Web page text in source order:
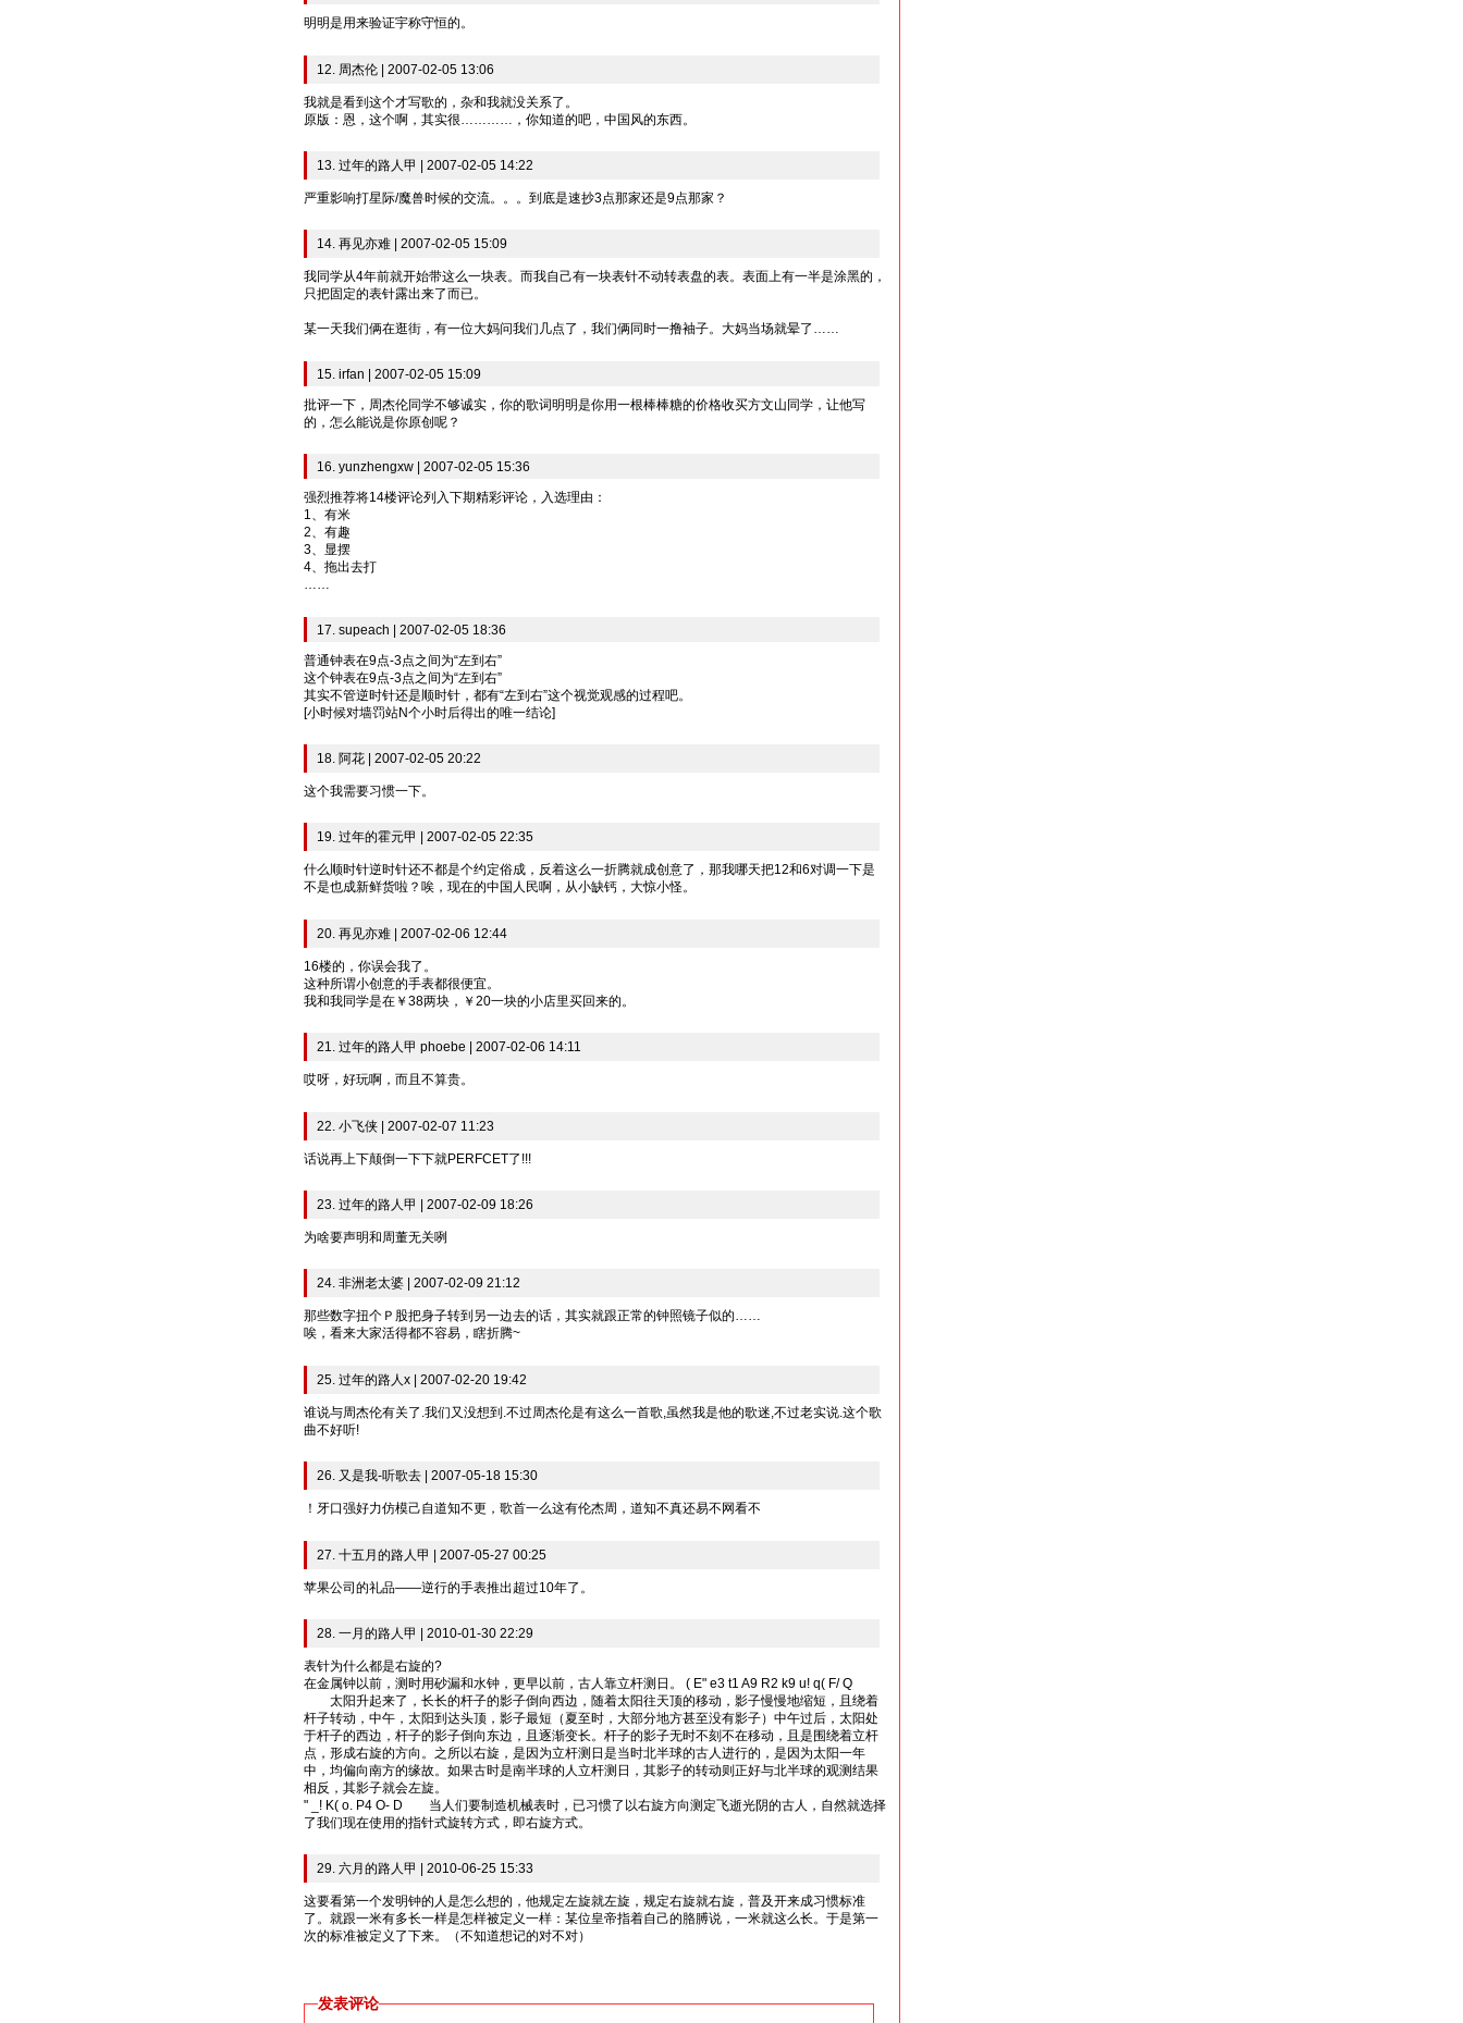
明明是用来验证宇称守恒的。
12. 周杰伦 | 2007-02-05 13:06
我就是看到这个才写歌的，杂和我就没关系了。
原版：恩，这个啊，其实很…………，你知道的吧，中国风的东西。
13. 过年的路人甲 | 2007-02-05 14:22
严重影响打星际/魔兽时候的交流。。。到底是速抄3点那家还是9点那家？
14. 再见亦难 | 2007-02-05 15:09
我同学从4年前就开始带这么一块表。而我自己有一块表针不动转表盘的表。表面上有一半是涂黑的，
只把固定的表针露出来了而已。
某一天我们俩在逛街，有一位大妈问我们几点了，我们俩同时一撸袖子。大妈当场就晕了……
15. irfan | 2007-02-05 15:09
批评一下，周杰伦同学不够诚实，你的歌词明明是你用一根棒棒糖的价格收买方文山同学，让他写
的，怎么能说是你原创呢？
16. yunzhengxw | 2007-02-05 15:36
强烈推荐将14楼评论列入下期精彩评论，入选理由：
1、有米
2、有趣
3、显摆
4、拖出去打
……
17. supeach | 2007-02-05 18:36
普通钟表在9点-3点之间为“左到右”
这个钟表在9点-3点之间为“左到右”
其实不管逆时针还是顺时针，都有“左到右”这个视觉观感的过程吧。
[小时候对墙罚站N个小时后得出的唯一结论]
18. 阿花 | 2007-02-05 20:22
这个我需要习惯一下。
19. 过年的霍元甲 | 2007-02-05 22:35
什么顺时针逆时针还不都是个约定俗成，反着这么一折腾就成创意了，那我哪天把12和6对调一下是
不是也成新鲜货啦？唉，现在的中国人民啊，从小缺钙，大惊小怪。
20. 再见亦难 | 2007-02-06 12:44
16楼的，你误会我了。
这种所谓小创意的手表都很便宜。
我和我同学是在￥38两块，￥20一块的小店里买回来的。
21. 过年的路人甲 phoebe | 2007-02-06 14:11
哎呀，好玩啊，而且不算贵。
22. 小飞侠 | 2007-02-07 11:23
话说再上下颠倒一下下就PERFCET了!!!
23. 过年的路人甲 | 2007-02-09 18:26
为啥要声明和周董无关咧
24. 非洲老太婆 | 2007-02-09 21:12
那些数字扭个Ｐ股把身子转到另一边去的话，其实就跟正常的钟照镜子似的……
唉，看来大家活得都不容易，瞎折腾~
25. 过年的路人x | 2007-02-20 19:42
谁说与周杰伦有关了.我们又没想到.不过周杰伦是有这么一首歌,虽然我是他的歌迷,不过老实说.这个歌
曲不好听!
26. 又是我-听歌去 | 2007-05-18 15:30
！牙口强好力仿模己自道知不更，歌首一么这有伦杰周，道知不真还易不网看不
27. 十五月的路人甲 | 2007-05-27 00:25
苹果公司的礼品——逆行的手表推出超过10年了。
28. 一月的路人甲 | 2010-01-30 22:29
表针为什么都是右旋的?
在金属钟以前，测时用砂漏和水钟，更早以前，古人靠立杆测日。 ( E" e3 t1 A9 R2 k9 u! q( F/ Q
太阳升起来了，长长的杆子的影子倒向西边，随着太阳往天顶的移动，影子慢慢地缩短，且绕着
杆子转动，中午，太阳到达头顶，影子最短（夏至时，大部分地方甚至没有影子）中午过后，太阳处
于杆子的西边，杆子的影子倒向东边，且逐渐变长。杆子的影子无时不刻不在移动，且是围绕着立杆
点，形成右旋的方向。之所以右旋，是因为立杆测日是当时北半球的古人进行的，是因为太阳一年
中，均偏向南方的缘故。如果古时是南半球的人立杆测日，其影子的转动则正好与北半球的观测结果
相反，其影子就会左旋。
" _! K( o. P4 O- D 当人们要制造机械表时，已习惯了以右旋方向测定飞逝光阴的古人，自然就选择
了我们现在使用的指针式旋转方式，即右旋方式。
29. 六月的路人甲 | 2010-06-25 15:33
这要看第一个发明钟的人是怎么想的，他规定左旋就左旋，规定右旋就右旋，普及开来成习惯标准
了。就跟一米有多长一样是怎样被定义一样：某位皇帝指着自己的胳膊说，一米就这么长。于是第一
次的标准被定义了下来。（不知道想记的对不对）
发表评论